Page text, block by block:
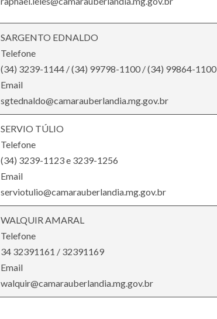
SARGENTO EDNALDO
Telefone
(34) 3239-1144 / (34) 99798-1100 / (34) 99864-1100
Email
sgtednaldo@camarauberlandia.mg.gov.br
SERVIO TÚLIO
Telefone
(34) 3239-1123 e 3239-1256
Email
serviotulio@camarauberlandia.mg.gov.br
WALQUIR AMARAL
Telefone
34 32391161 / 32391169
Email
walquir@camarauberlandia.mg.gov.br